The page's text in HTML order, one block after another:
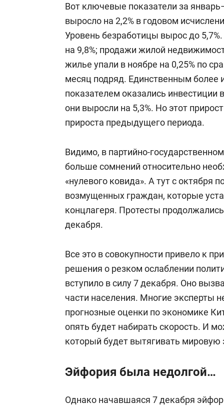
Академии экономических наук и
кафедры международных
экономического общества им.
«Великая держава или
финансирование как новый метод
секторе экономики» (1999),
капитала из России:
(2002), и множества статей.
консультантом ООН (департамент
совета при президенте
(ЕБРР), в 2001–2011 годах —
валютно-кредитных отношений
Вот ключевые показатели за
выросло на 2,2% в годовом
Уровень безработицы вырос до
на 9,8%; продажи жилой
жилье упали в ноябре на 0,25% по
месяц подряд. Единственным более
показателем оказались инвестиции
они выросли на 5,3%. Но этот
прироста предыдущего периода.
Видимо, в партийно-
больше сомнений относительно
«нулевого ковида». А тут с октября
возмущенных граждан, которые
концлагеря. Протесты
декабря.
Все это в совокупности привело к
решения о резком ослаблении
вступило в силу 7 декабря. Оно
части населения. Многие эксперты
прогнозные оценки по экономике
опять будет набирать скорость. И
который будет вытягивать мировую
Эйфория была недолгой…
Однако начавшаяся 7 декабря